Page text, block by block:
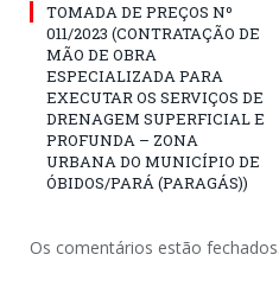
TOMADA DE PREÇOS Nº
011/2023 (CONTRATAÇÃO DE
MÃO DE OBRA
ESPECIALIZADA PARA
EXECUTAR OS SERVIÇOS DE
DRENAGEM SUPERFICIAL E
PROFUNDA – ZONA
URBANA DO MUNICÍPIO DE
ÓBIDOS/PARÁ (PARAGÁS))
Os comentários estão fechados.